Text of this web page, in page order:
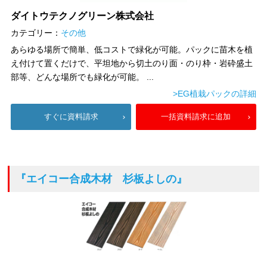
ダイトウテクノグリーン株式会社
カテゴリー： その他
あらゆる場所で簡単、低コストで緑化が可能。パックに苗木を植
え付けて置くだけで、平坦地から切土のり面・のり枠・岩砕盛土
部等、どんな場所でも緑化が可能。 ...
>EG植栽パックの詳細
すぐに資料請求 一括資料請求に追加
『エイコー合成木材 杉板よしの』